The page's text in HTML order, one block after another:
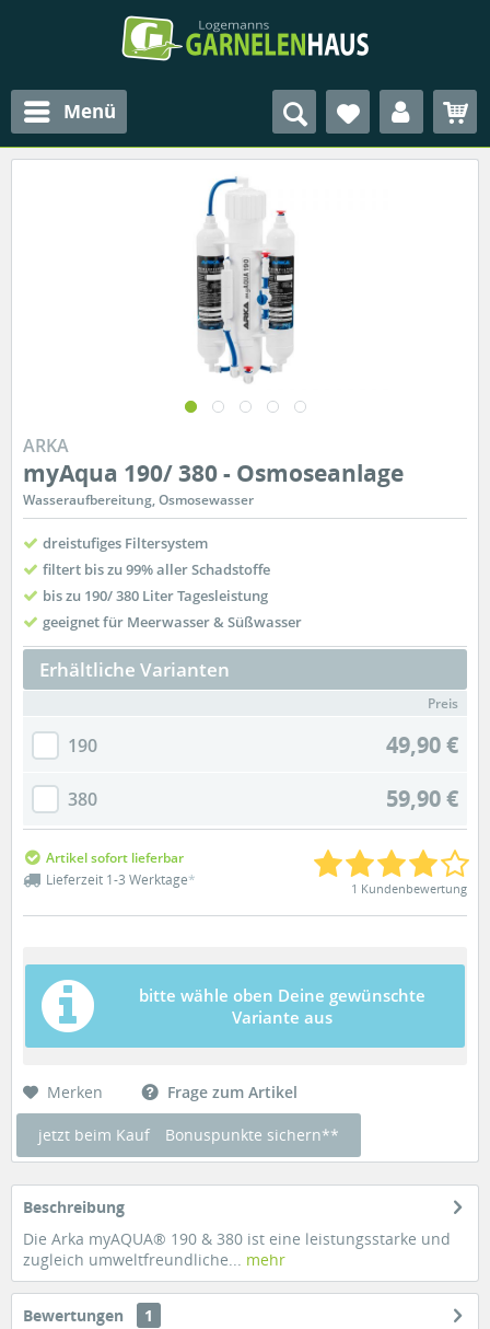
Menü
ARKA
myAqua 190/ 380 - Osmoseanlage
Wasseraufbereitung, Osmosewasser
dreistufiges Filtersystem
filtert bis zu 99% aller Schadstoffe
bis zu 190/ 380 Liter Tagesleistung
geeignet für Meerwasser & Süßwasser
Erhältliche Varianten
Preis
190 49,90 €
380 59,90 €
Artikel sofort lieferbar
Lieferzeit 1-3 Werktage* 1 Kundenbewertung
bitte wähle oben Deine gewünschte
Variante aus
Merken Frage zum Artikel
jetzt beim Kauf Bonuspunkte sichern**
Beschreibung
Die Arka myAQUA® 190 & 380 ist eine leistungsstarke und
zugleich umweltfreundliche... mehr
Bewertungen
1